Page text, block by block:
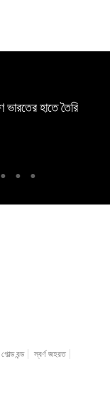
ভারতের হাতে তৈরি
বন্ড
স্বর্ণ জহরত